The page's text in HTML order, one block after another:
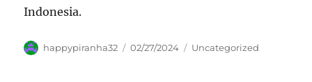
Indonesia.
Author
happypiranha32
Posted
02/27/2024 Categories
Uncategorized